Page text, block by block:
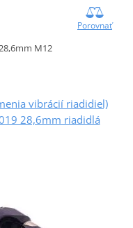
Porovnať
M12
vibrácií riadidiel)
28,6mm riadidlá